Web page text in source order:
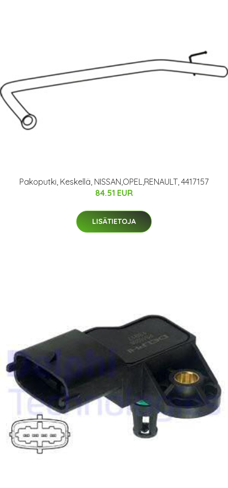
Pakoputki, Keskellä, NISSAN,OPEL,RENAULT, 4417157
84.51 EUR
LISÄTIETOJA